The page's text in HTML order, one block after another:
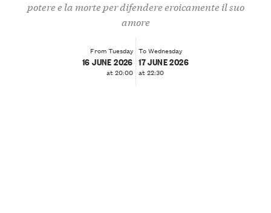
potere e la morte per difendere eroicamente il suo
amore
From Tuesday
16 JUNE 2026
at 20:00
To Wednesday
17 JUNE 2026
at 22:30